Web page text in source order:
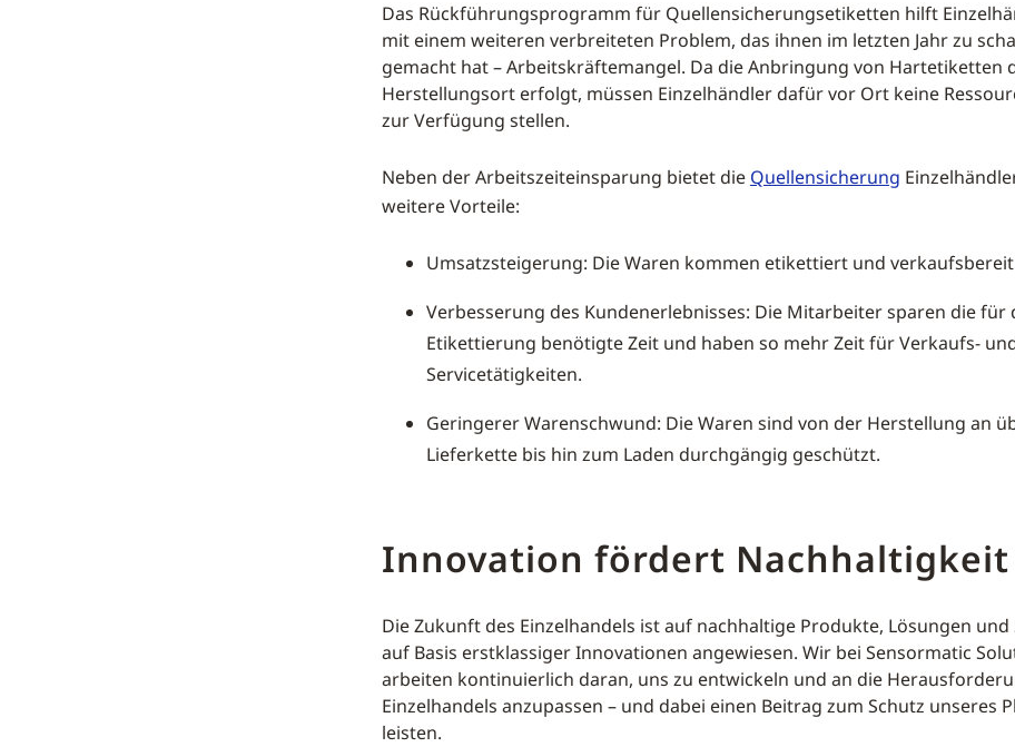
Das Rückführungsprogramm für Quellensicherungsetiketten hilft
mit einem weiteren verbreiteten Problem, das ihnen im letzten Jahr zu
gemacht hat – Arbeitskräftemangel. Da die Anbringung von Hartetiketten
Herstellungsort erfolgt, müssen Einzelhändler dafür vor Ort keine
zur Verfügung stellen.
Neben der Arbeitszeiteinsparung bietet die Quellensicherung
weitere Vorteile:
Umsatzsteigerung: Die Waren kommen etikettiert und
Verbesserung des Kundenerlebnisses: Die Mitarbeiter sparen die für
Etikettierung benötigte Zeit und haben so mehr Zeit für Verkaufs-
Servicetätigkeiten.
Geringerer Warenschwund: Die Waren sind von der Herstellung an
Lieferkette bis hin zum Laden durchgängig geschützt.
Innovation fördert Nachhaltigkeit
Die Zukunft des Einzelhandels ist auf nachhaltige Produkte, Lösungen und
auf Basis erstklassiger Innovationen angewiesen. Wir bei Sensormatic
arbeiten kontinuierlich daran, uns zu entwickeln und an die
Einzelhandels anzupassen – und dabei einen Beitrag zum Schutz unseres
leisten.